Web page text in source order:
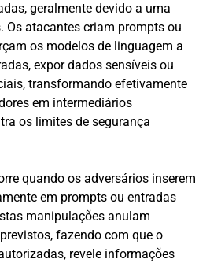
geralmente devido a uma
Os atacantes criam prompts ou
os modelos de linguagem a
expor dados sensíveis ou
transformando efetivamente
em intermediários
os limites de segurança
quando os adversários inserem
em prompts ou entradas
manipulações anulam
fazendo com que o
revele informações